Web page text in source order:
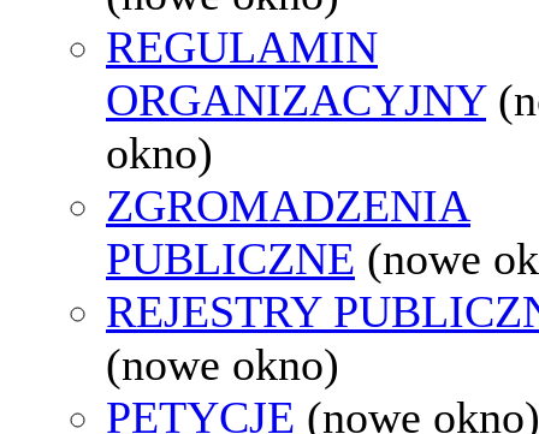
REGULAMIN
ORGANIZACYJNY
okno)
ZGROMADZENIA
PUBLICZNE (nowe
REJESTRY
(nowe okno)
PETYCJE (nowe okno)